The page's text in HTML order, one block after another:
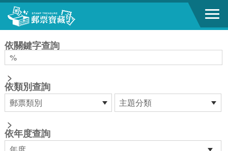
跳到主要內容區塊
依關鍵字查詢
>
依類別查詢
>
依年度查詢